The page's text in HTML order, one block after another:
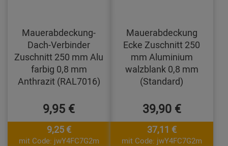
Mauerabdeckung-
Dach-Verbinder
Zuschnitt 250 mm Alu
farbig 0,8 mm
Anthrazit (RAL7016)
9,95 €
9,25 €
mit Code: jwY4FC7G2m
Mauerabdeckung
Ecke Zuschnitt 250
mm Aluminium
walzblank 0,8 mm
(Standard)
39,90 €
37,11 €
mit Code: jwY4FC7G2m